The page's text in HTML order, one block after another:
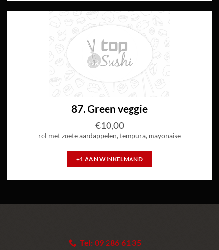
87. Green veggie
€10,00
rol met zoete aardappelen, tempura, mayonaise
+1 AAN WINKELMAND
Tel: 09 286 61 35